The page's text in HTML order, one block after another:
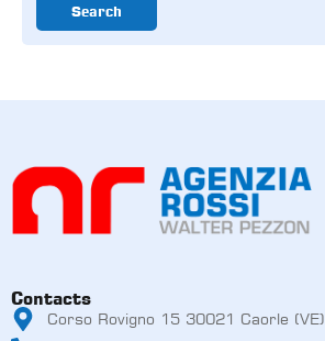
Search
Contacts
Corso Rovigno 15 30021 Caorle (VE)